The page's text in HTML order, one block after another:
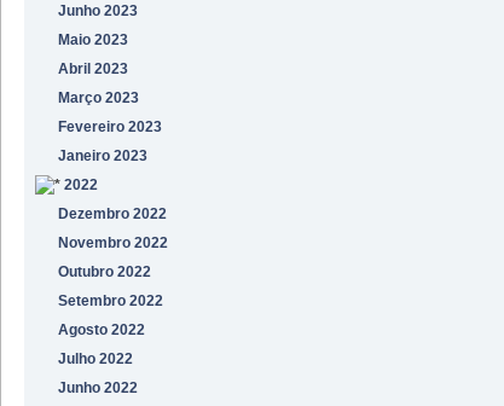
Junho 2023
Maio 2023
Abril 2023
Março 2023
Fevereiro 2023
Janeiro 2023
2022
Dezembro 2022
Novembro 2022
Outubro 2022
Setembro 2022
Agosto 2022
Julho 2022
Junho 2022